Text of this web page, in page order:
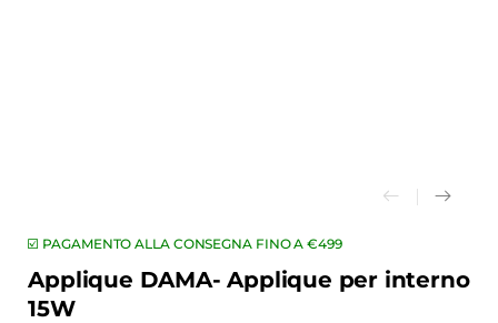
☑️ PAGAMENTO ALLA CONSEGNA FINO A €499
Applique DAMA- Applique per interno
15W